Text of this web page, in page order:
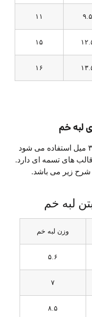
خم
قالب لبه خم فقط از ورق ۳ میل استفاده می شود
های تسمه ای دارد.
زیر می باشد.
لبه خم
وزن لبه خم